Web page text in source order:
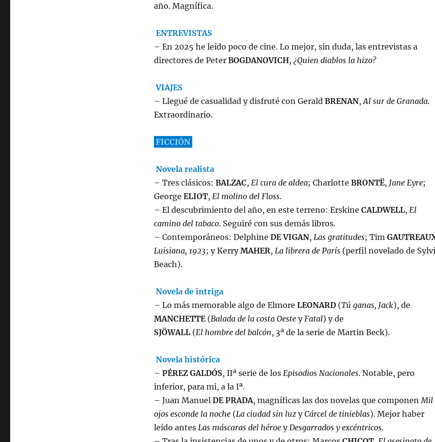
año. Magnífica.
ENTREVISTAS
– En 2025 he leído poco de cine. Lo mejor, sin duda, las entrevistas a
directores de Peter BOGDANOVICH, ¿Quien diablos la hizo?
VIAJES
– Llegué de casualidad y disfruté con Gerald BRENAN, Al sur de Granada.
Extraordinario.
FICCIÓN
Novela realista
– Tres clásicos: BALZAC, El cura de aldea; Charlotte BRONTË, Jane Eyre;
George ELIOT, El molino del Floss.
– El descubrimiento del año, en este terreno: Erskine CALDWELL, El
camino del tabaco. Seguiré con sus demás libros.
– Contemporáneos: Delphine DE VIGAN, Las gratitudes; Tim
Luisiana, 1923; y KerryMAHER, La librera de París(perfil novelado de
Beach).
Novela de intriga
– Lo más memorable algo de Elmore LEONARD (Tú ganas, Jack), de
MANCHETTE (Balada de la costa Oestey Fatal) y de
SJÖWALL (El hombre del balcón, 3ª de la serie de Martin Beck).
Novela histórica
– PÉREZ GALDÓS, IIª serie de los Episodios Nacionales. Notable, pero
inferior, para mi, a la Iª.
– Juan Manuel DE PRADA, magníficas las dos novelas que componen Mil
ojos esconde la noche (La ciudad sin luzyCárcel de tinieblas). Mejor haber
leído antes Las máscaras del héroey Desgarrados y excéntricos.